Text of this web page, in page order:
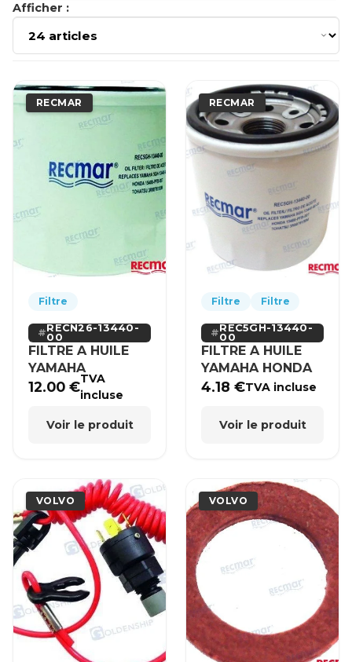
Afficher :
RECMAR
Filtre
RECN26-13440-
00
FILTRE A HUILE
YAMAHA
12.00€TVA
incluse
Voir le produit
RECMAR
Filtre Filtre
REC5GH-13440-
00
FILTRE A HUILE
YAMAHA HONDA
4.18€TVA incluse
Voir le produit
VOLVO VOLVO